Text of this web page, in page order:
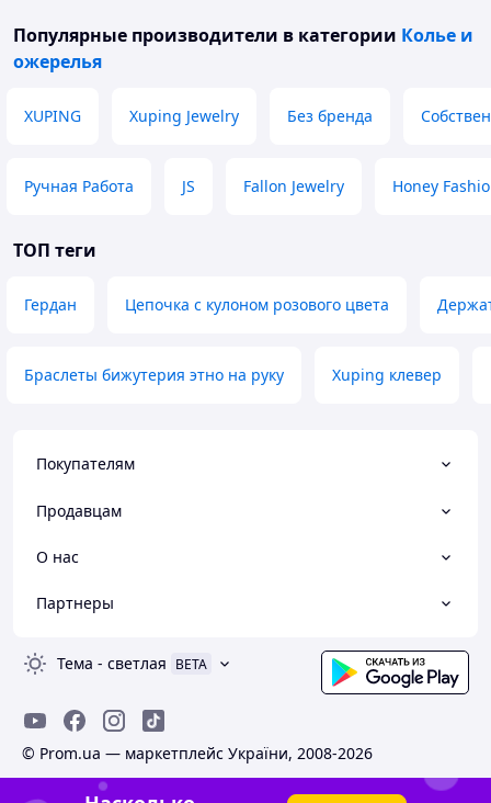
Популярные производители в категории Колье и
ожерелья
XUPING Xuping Jewelry Без бренда
Ручная Работа JS Fallon Jewelry Honey
ТОП теги
Гердан Цепочка с кулоном розового цвета
Браслеты бижутерия этно на руку Xuping клевер
Покупателям
Продавцам
О нас
Партнеры
Тема - светлая BETA
© Prom.ua — маркетплейс України, 2008-2026